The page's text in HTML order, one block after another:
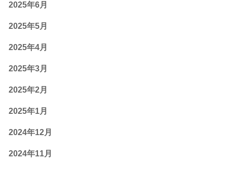
2025年6月
2025年5月
2025年4月
2025年3月
2025年2月
2025年1月
2024年12月
2024年11月